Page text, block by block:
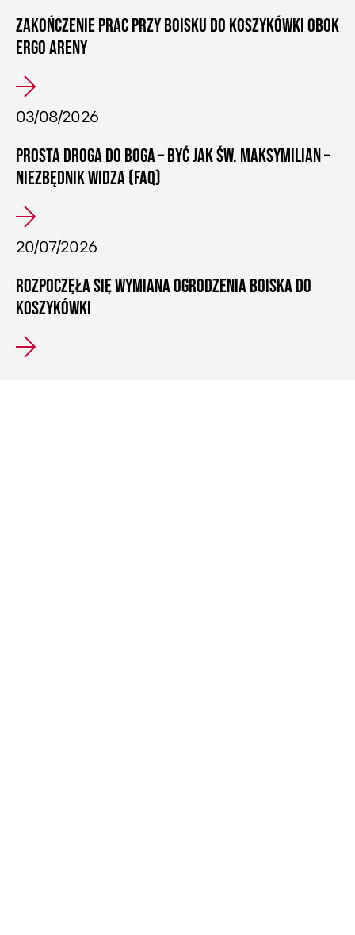
ZAKOŃCZENIE PRAC PRZY BOISKU DO KOSZYKÓWKI OBOK
ERGO ARENY
03/08/2026
PROSTA DROGA DO BOGA – BYĆ JAK ŚW. MAKSYMILIAN –
NIEZBĘDNIK WIDZA (FAQ)
20/07/2026
ROZPOCZĘŁA SIĘ WYMIANA OGRODZENIA BOISKA DO
KOSZYKÓWKI